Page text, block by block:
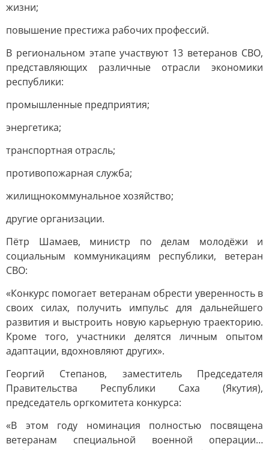
жизни;
повышение престижа рабочих профессий.
В региональном этапе участвуют 13 ветеранов СВО,
представляющих различные отрасли экономики
республики:
промышленные предприятия;
энергетика;
транспортная отрасль;
противопожарная служба;
жилищнокоммунальное хозяйство;
другие организации.
Пётр Шамаев, министр по делам молодёжи и
социальным коммуникациям республики, ветеран
СВО:
«Конкурс помогает ветеранам обрести уверенность в
своих силах, получить импульс для дальнейшего
развития и выстроить новую карьерную траекторию.
Кроме того, участники делятся личным опытом
адаптации, вдохновляют других».
Георгий Степанов, заместитель Председателя
Правительства Республики Саха (Якутия),
председатель оргкомитета конкурса:
«В этом году номинация полностью посвящена
ветеранам специальной военной операции…